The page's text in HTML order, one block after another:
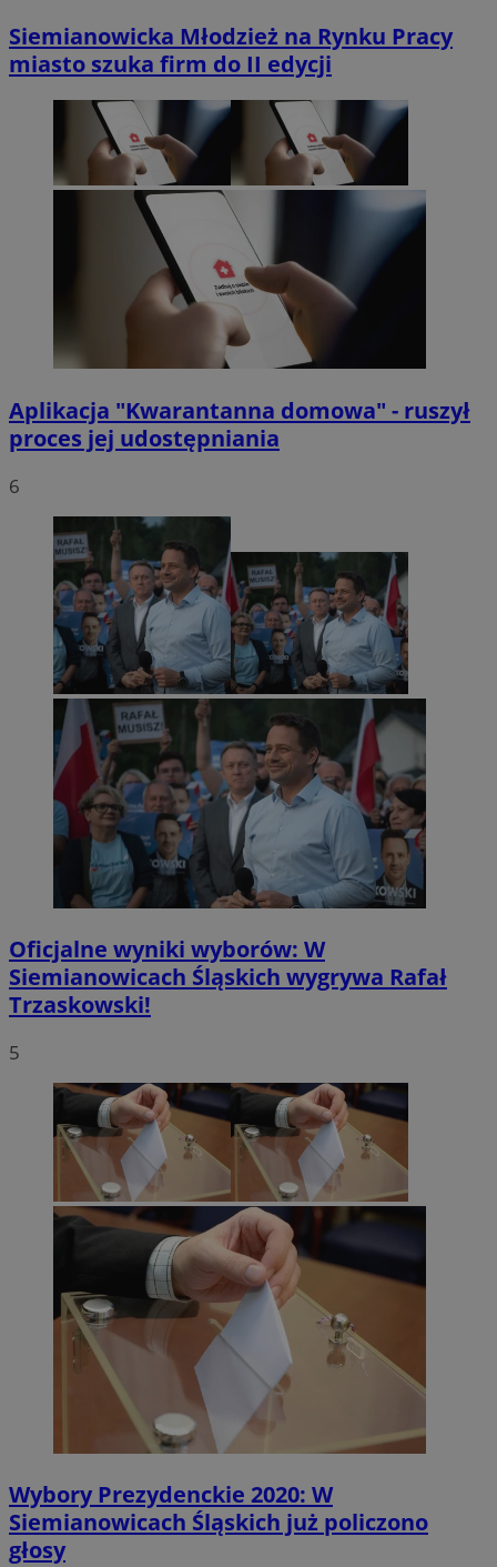
Siemianowicka Młodzież na Rynku Pracy
miasto szuka firm do II edycji
Aplikacja "Kwarantanna domowa" - ruszył
proces jej udostępniania
6
Oficjalne wyniki wyborów: W
Siemianowicach Śląskich wygrywa Rafał
Trzaskowski!
5
Wybory Prezydenckie 2020: W
Siemianowicach Śląskich już policzono
głosy